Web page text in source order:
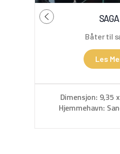
SAGA
Båter til
Les
Dimensjon: 9,35
Hjemmehavn: